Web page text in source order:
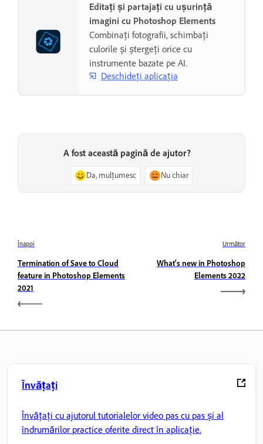
Editați și partajați cu ușurință
imagini cu Photoshop Elements
Combinați fotografii, schimbați
culorile și ștergeți orice cu
instrumente bazate pe AI.
Deschideți aplicația
A fost această pagină de ajutor?
Da, mulțumesc Nu chiar
Înapoi
Termination of Save to Cloud
feature in Photoshop Elements
2021
Următor
What's new in Photoshop
Elements 2022
Învățați
Învățați cu ajutorul tutorialelor video pas cu pas și al
îndrumărilor practice oferite direct în aplicație.